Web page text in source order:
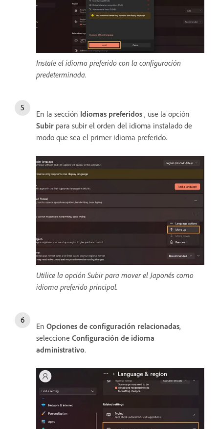
Instale el idioma preferido con la configuración
predeterminada.
En la sección Idiomas preferidos , use la opción
Subir para subir el orden del idioma instalado de
modo que sea el primer idioma preferido.
Utilice la opción Subir para mover el Japonés como
idioma preferido principal.
En Opciones de configuración relacionadas,
seleccione Configuración de idioma
administrativo.